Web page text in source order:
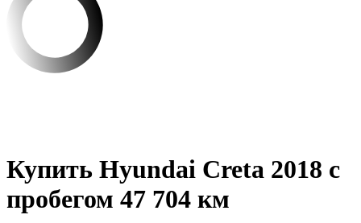
Купить Hyundai Creta 2018 с
пробегом 47 704 км